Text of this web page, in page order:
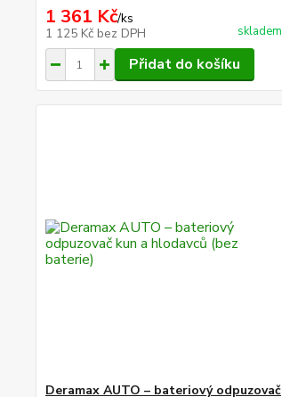
1 361 Kč/ks
1 125 Kč bez DPH skladem
Přidat do košíku
Deramax AUTO – bateriový odpuzovač